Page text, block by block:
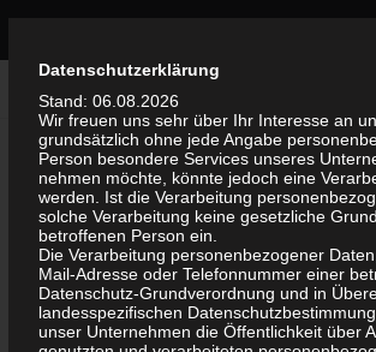
Jahresrückblick 2013
VONWALTER ·8. JANUAR 2014
Jahresrückblick
Auch das Jahr 2013 hatte für unseren
Olvenstedt“ und für unseren Verein eine
Durch die weitere Nutzung der Seite stimmst
Datenschutzerklärung
Stand: 06.08.2026
Wir freuen uns sehr über Ihr Interesse an
grundsätzlich ohne jede Angabe
Person besondere Services unseres
nehmen möchte, könnte jedoch eine
werden. Ist die Verarbeitung
solche Verarbeitung keine gesetzliche
betroffenen Person ein.
Die Verarbeitung personenbezogener
Mail-Adresse oder Telefonnummer einer
Datenschutz-Grundverordnung und in
landesspezifischen
unser Unternehmen die Öffentlichkeit über